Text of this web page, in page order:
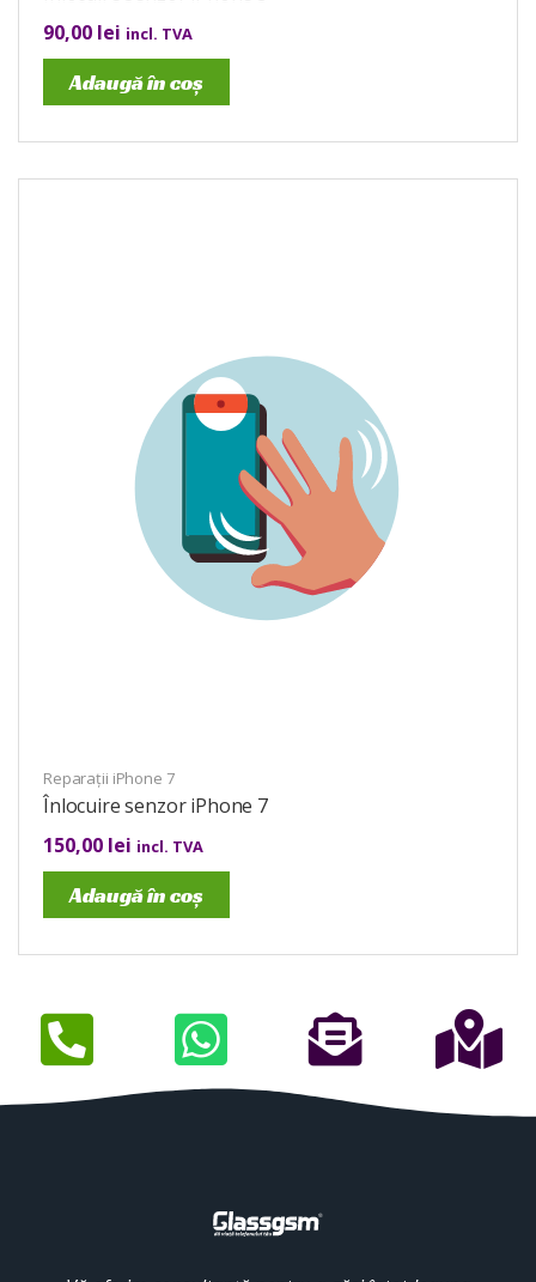
90,00 lei incl. TVA
Adaugă în coș
Reparații iPhone 7
Înlocuire senzor iPhone 7
150,00 lei incl. TVA
Adaugă în coș